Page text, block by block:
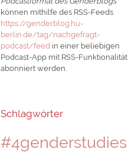
können mithilfe des RSS-Feeds
https://genderblog.hu-
berlin.de/tag/nachgefragt-
podcast/feed in einer beliebigen
Podcast-App mit RSS-Funktionalität
abonniert werden.
Schlagwörter
#4genderstudies